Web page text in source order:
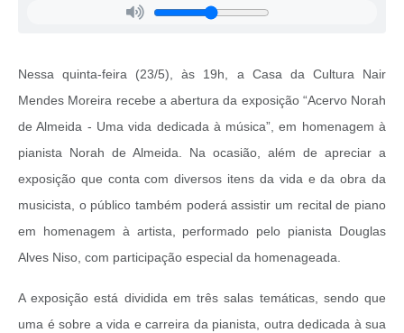
Nessa quinta-feira (23/5), às 19h, a Casa da Cultura Nair
Mendes Moreira recebe a abertura da exposição “Acervo Norah
de Almeida - Uma vida dedicada à música”, em homenagem à
pianista Norah de Almeida. Na ocasião, além de apreciar a
exposição que conta com diversos itens da vida e da obra da
musicista, o público também poderá assistir um recital de piano
em homenagem à artista, performado pelo pianista Douglas
Alves Niso, com participação especial da homenageada.
A exposição está dividida em três salas temáticas, sendo que
uma é sobre a vida e carreira da pianista, outra dedicada à sua